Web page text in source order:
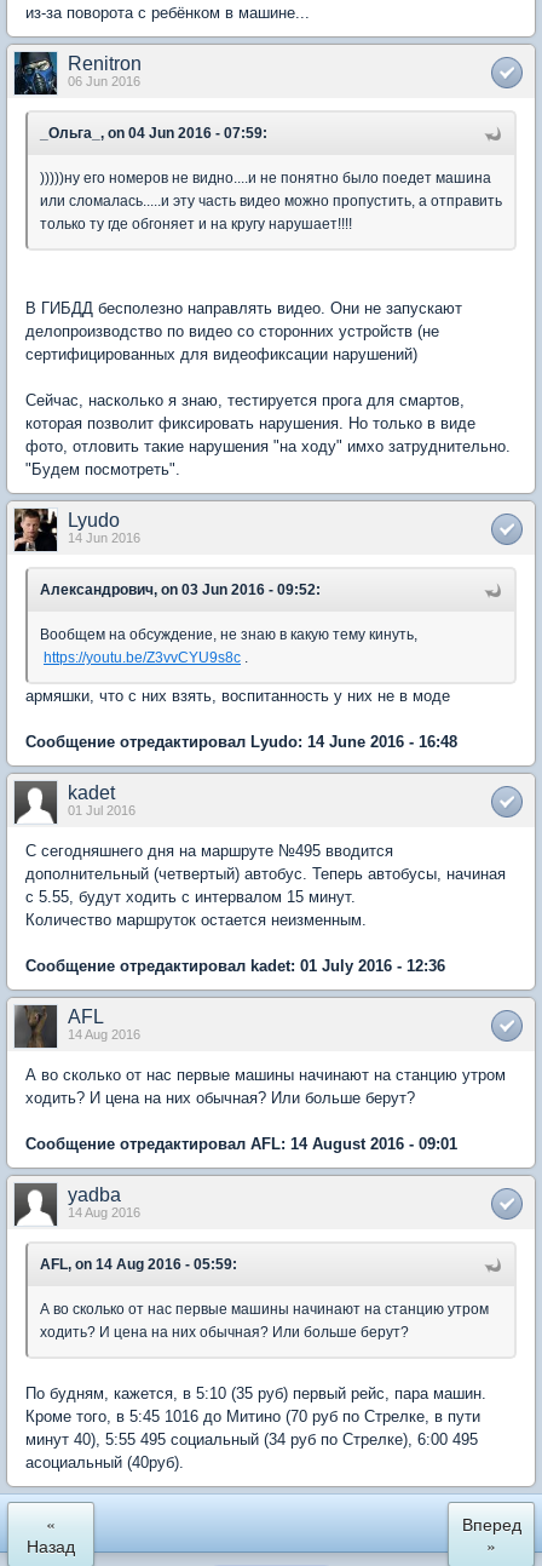
из-за поворота с ребёнком в машине...
Renitron
06 Jun 2016
_Ольга_, on 04 Jun 2016 - 07:59:
)))))ну его номеров не видно....и не понятно было поедет машина
или сломалась.....и эту часть видео можно пропустить, а отправить
только ту где обгоняет и на кругу нарушает!!!!
В ГИБДД бесполезно направлять видео. Они не запускают
делопроизводство по видео со сторонних устройств (не
сертифицированных для видеофиксации нарушений)
Сейчас, насколько я знаю, тестируется прога для смартов,
которая позволит фиксировать нарушения. Но только в виде
фото, отловить такие нарушения "на ходу" имхо затруднительно.
"Будем посмотреть".
Lyudo
14 Jun 2016
Александрович, on 03 Jun 2016 - 09:52:
Вообщем на обсуждение, не знаю в какую тему кинуть,
https://youtu.be/Z3vvCYU9s8c .
армяшки, что с них взять, воспитанность у них не в моде
Сообщение отредактировал Lyudo: 14 June 2016 - 16:48
kadet
01 Jul 2016
С сегодняшнего дня на маршруте №495 вводится
дополнительный (четвертый) автобус. Теперь автобусы, начиная
с 5.55, будут ходить с интервалом 15 минут.
Количество маршруток остается неизменным.
Сообщение отредактировал kadet: 01 July 2016 - 12:36
AFL
14 Aug 2016
А во сколько от нас первые машины начинают на станцию утром
ходить? И цена на них обычная? Или больше берут?
Сообщение отредактировал AFL: 14 August 2016 - 09:01
yadba
14 Aug 2016
AFL, on 14 Aug 2016 - 05:59:
А во сколько от нас первые машины начинают на станцию утром
ходить? И цена на них обычная? Или больше берут?
По будням, кажется, в 5:10 (35 руб) первый рейс, пара машин.
Кроме того, в 5:45 1016 до Митино (70 руб по Стрелке, в пути
минут 40), 5:55 495 социальный (34 руб по Стрелке), 6:00 495
асоциальный (40руб).
«
Назад
Вперед
»